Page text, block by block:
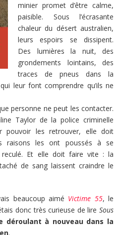
minier promet d’être calme,
paisible. Sous l’écrasante
chaleur du désert australien,
leurs espoirs se dissipent.
Des lumières la nuit, des
grondements lointains, des
traces de pneus dans la
leur font comprendre qu’ils ne
personne ne peut les contacter.
Taylor de la police criminelle
pouvoir les retrouver, elle doit
raisons les ont poussés à se
Et elle doit faire vite : la
de sang laissent craindre le
beaucoup aimé Victime 55, le
donc très curieuse de lire Sous
déroulant à nouveau dans la
.